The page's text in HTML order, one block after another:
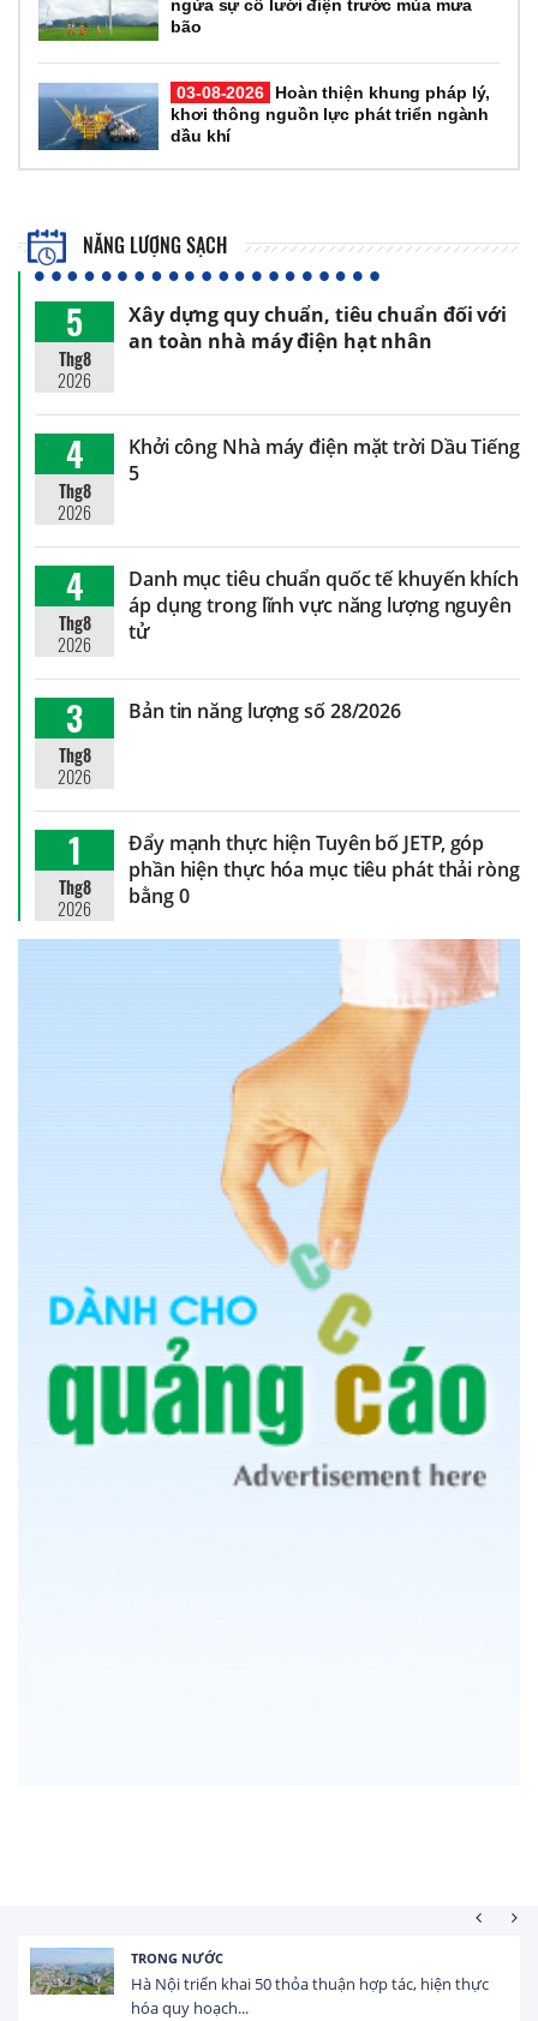
ngừa sự cố lưới điện trước mùa mưa
bão
03-08-2026
Hoàn thiện khung pháp lý,
khơi thông nguồn lực phát triển ngành
dầu khí
NĂNG LƯỢNG SẠCH
5
Thg8
2026
Xây dựng quy chuẩn, tiêu chuẩn đối với
an toàn nhà máy điện hạt nhân
4
Thg8
2026
Khởi công Nhà máy điện mặt trời Dầu Tiếng
5
4
Thg8
2026
Danh mục tiêu chuẩn quốc tế khuyến khích
áp dụng trong lĩnh vực năng lượng nguyên
tử
3
Thg8
2026
Bản tin năng lượng số 28/2026
1
Thg8
2026
Đẩy mạnh thực hiện Tuyên bố JETP, góp
phần hiện thực hóa mục tiêu phát thải ròng
bằng 0
TRONG NƯỚC
Hà Nội triển khai 50 thỏa thuận hợp tác, hiện thực
hóa quy hoạch...